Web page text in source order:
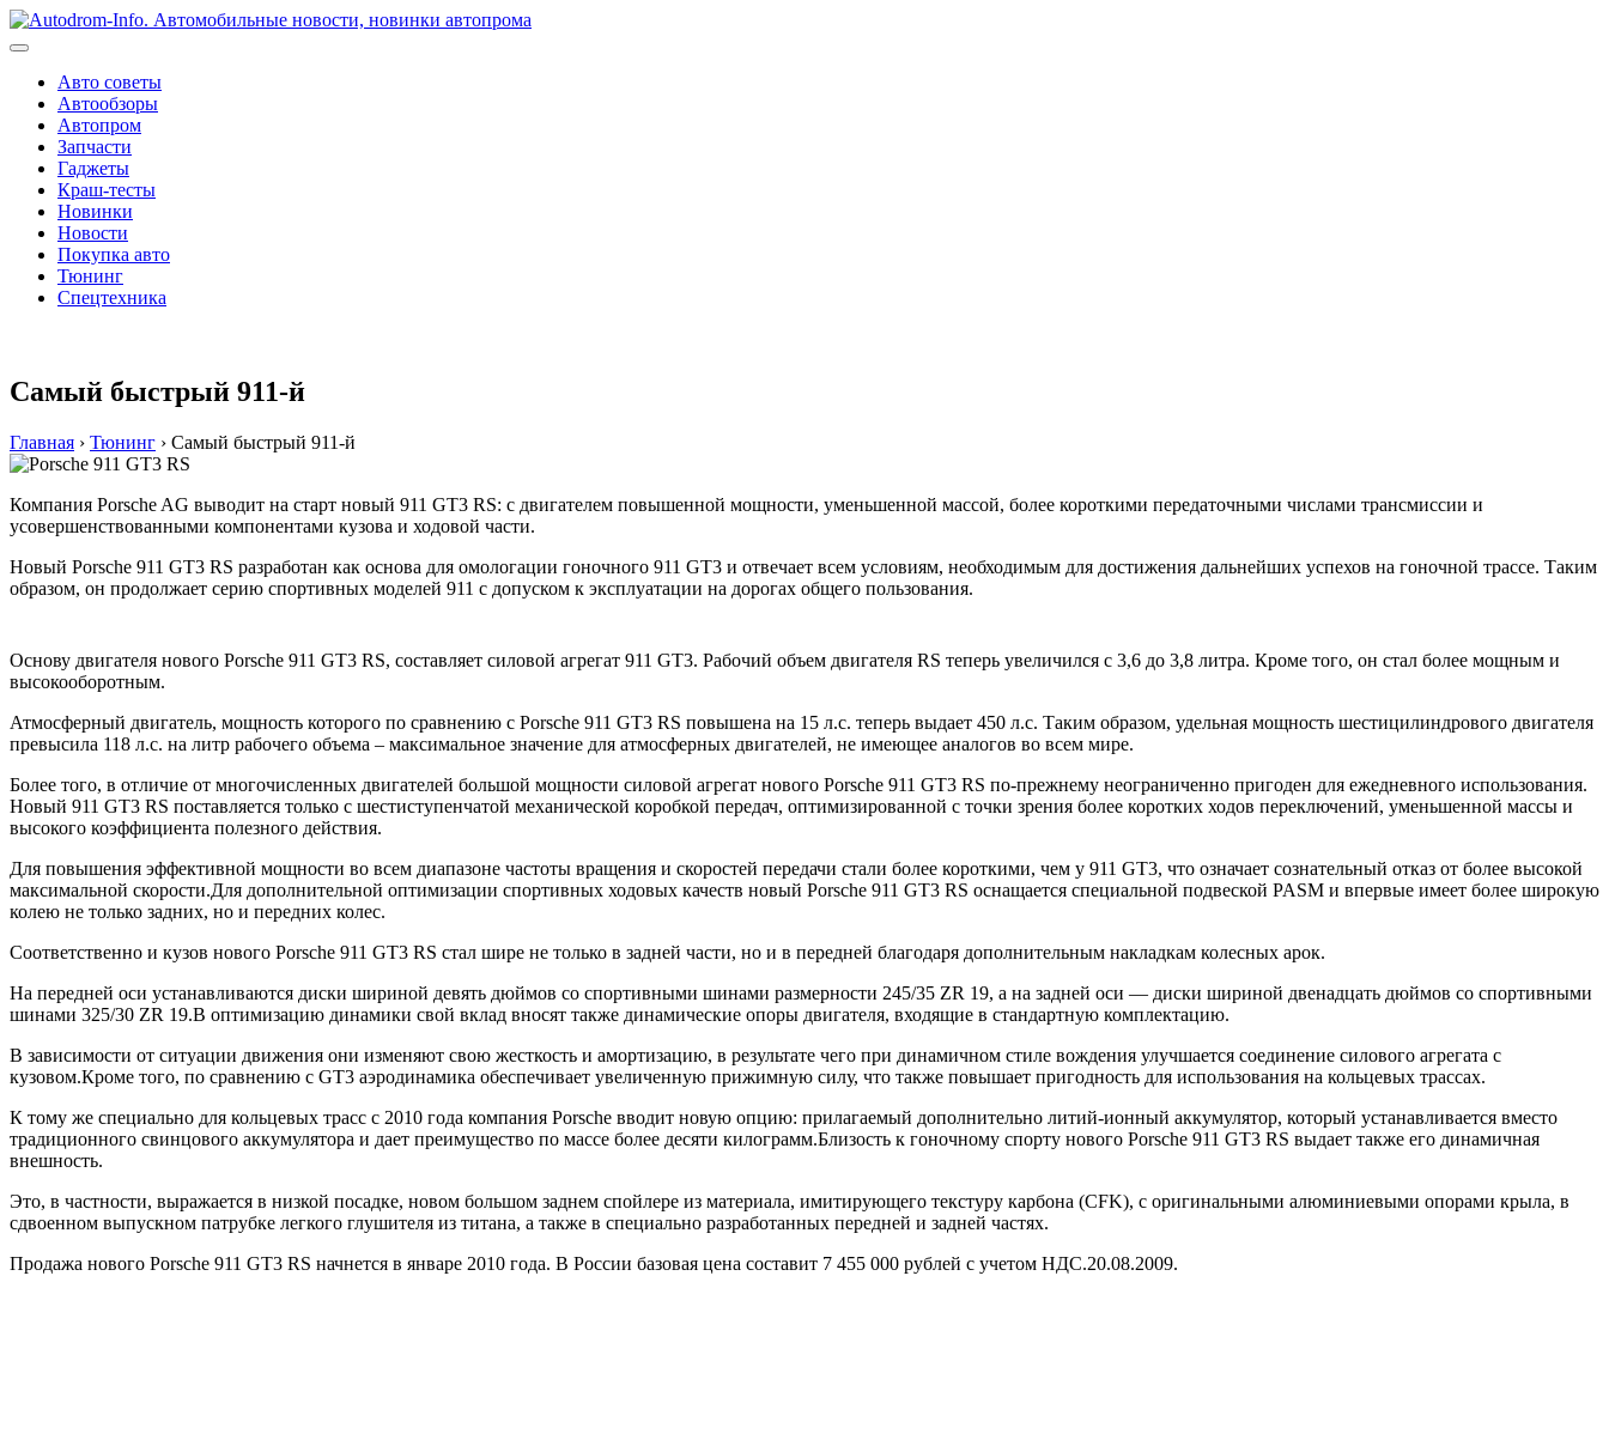
Перейти
к
Авто советы
Автообзоры
Автопром
Запчасти
Гаджеты
Краш-тесты
Новинки
Новости
Покупка авто
Тюнинг
Спецтехника
Самый быстрый 911-й
Главная › Тюнинг › Самый быстрый 911-й
Компания Porsche AG выводит на старт новый 911 GT3 RS: с двигателем повышенной мощности, уменьшенной массой, более короткими передаточными числами трансмиссии и
усовершенствованными компонентами кузова и ходовой части.
Новый Porsche 911 GT3 RS разработан как основа для омологации гоночного 911 GT3 и отвечает всем условиям, необходимым для достижения дальнейших успехов на гоночной трассе. Таким
образом, он продолжает серию спортивных моделей 911 с допуском к эксплуатации на дорогах общего пользования.
Основу двигателя нового Porsche 911 GT3 RS, составляет силовой агрегат 911 GT3. Рабочий объем двигателя RS теперь увеличился с 3,6 до 3,8 литра. Кроме того, он стал более мощным и
высокооборотным.
Атмосферный двигатель, мощность которого по сравнению с Porsche 911 GT3 RS повышена на 15 л.с. теперь выдает 450 л.с. Таким образом, удельная мощность шестицилиндрового двигателя
превысила 118 л.с. на литр рабочего объема – максимальное значение для атмосферных двигателей, не имеющее аналогов во всем мире.
Более того, в отличие от многочисленных двигателей большой мощности силовой агрегат нового Porsche 911 GT3 RS по-прежнему неограниченно пригоден для ежедневного использования.
Новый 911 GT3 RS поставляется только с шестиступенчатой механической коробкой передач, оптимизированной с точки зрения более коротких ходов переключений, уменьшенной массы и
высокого коэффициента полезного действия.
Для повышения эффективной мощности во всем диапазоне частоты вращения и скоростей передачи стали более короткими, чем у 911 GT3, что означает сознательный отказ от более высокой
максимальной скорости.Для дополнительной оптимизации спортивных ходовых качеств новый Porsche 911 GT3 RS оснащается специальной подвеской PASM и впервые имеет более широкую
колею не только задних, но и передних колес.
Соответственно и кузов нового Porsche 911 GT3 RS стал шире не только в задней части, но и в передней благодаря дополнительным накладкам колесных арок.
На передней оси устанавливаются диски шириной девять дюймов со спортивными шинами размерности 245/35 ZR 19, а на задней оси — диски шириной двенадцать дюймов со спортивными
шинами 325/30 ZR 19.В оптимизацию динамики свой вклад вносят также динамические опоры двигателя, входящие в стандартную комплектацию.
В зависимости от ситуации движения они изменяют свою жесткость и амортизацию, в результате чего при динамичном стиле вождения улучшается соединение силового агрегата с
кузовом.Кроме того, по сравнению с GT3 аэродинамика обеспечивает увеличенную прижимную силу, что также повышает пригодность для использования на кольцевых трассах.
К тому же специально для кольцевых трасс с 2010 года компания Porsche вводит новую опцию: прилагаемый дополнительно литий-ионный аккумулятор, который устанавливается вместо
традиционного свинцового аккумулятора и дает преимущество по массе более десяти килограмм.Близость к гоночному спорту нового Porsche 911 GT3 RS выдает также его динамичная
внешность.
Это, в частности, выражается в низкой посадке, новом большом заднем спойлере из материала, имитирующего текстуру карбона (CFK), с оригинальными алюминиевыми опорами крыла, в
сдвоенном выпускном патрубке легкого глушителя из титана, а также в специально разработанных передней и задней частях.
Продажа нового Porsche 911 GT3 RS начнется в январе 2010 года. В России базовая цена составит 7 455 000 рублей с учетом НДС.20.08.2009.